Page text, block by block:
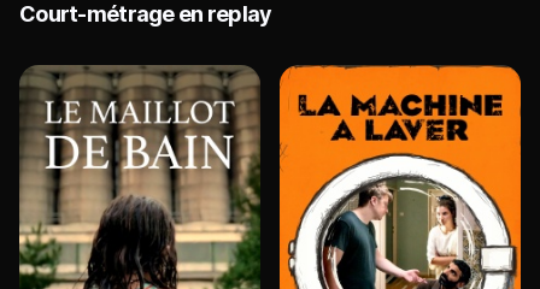
Court-métrage en replay